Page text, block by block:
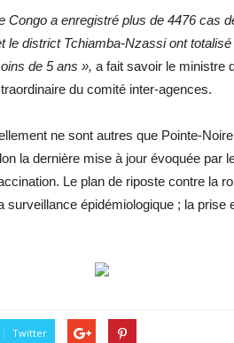
Congo a enregistré plus de 4476 cas
le district Tchiamba-Nzassi ont
de 5 ans », a fait savoir le ministre
du comité inter-agences.
ne sont autres que Pointe-
la dernière mise à jour évoquée par
Le plan de riposte contre la
épidémiologique ; la prise
Twitter